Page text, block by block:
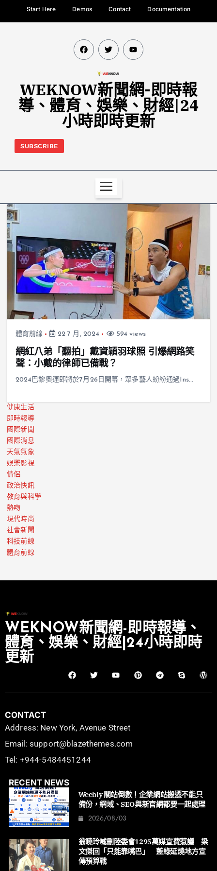
Start Here Demos Contact Documentation
WEKNOW新聞網-即時報
導、體育、娛樂、財經|24
小時即時更新
SUBSCRIBE
體育前線 22 7 月, 2024 594 views
網紅八弟「翻拍」戴資穎羽球照 引爆網路笑
聲：小戴的律師已備戰？
2024巴黎奧運即將於7月26日開幕，眾多藝人紛紛通過Ins…
健康生活
即時報導
國際新聞
國際消息
天氣氣象
娛樂影視
情侶
政治快訊
教育與科學
熱吻
現代時尚
社會新聞
科技前線
體育前線
WEKNOW新聞網-即時報導、
體育、娛樂、財經|24小時即時
更新
CONTACT
Address: New York, Avenue Street
Email: support@blazethemes.com
Tel: +944-5484451244
RECENT NEWS
Weebly 關站倒數！企業網站搬遷不能只
備份，網域、SEO與新官網都要一起處理
2026/08/03
翁曉玲喊刪陸委會1295萬媒宣費惹議 梁
文傑回「只能靠嘴巴」 藍綠延燒地方宣
傳預算戰